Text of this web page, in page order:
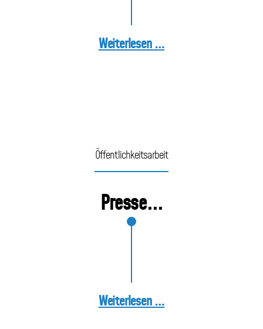
Weiterlesen …
Öffentlichkeitsarbeit
Presse...
Weiterlesen …